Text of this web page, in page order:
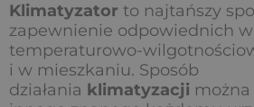
Klimatyzator to najtańszy
zapewnienie odpowiednich
temperaturowo-
i w mieszkaniu. Sposób
działania klimatyzacji